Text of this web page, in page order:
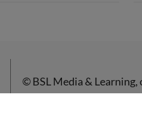
©BSL Media & Learning,